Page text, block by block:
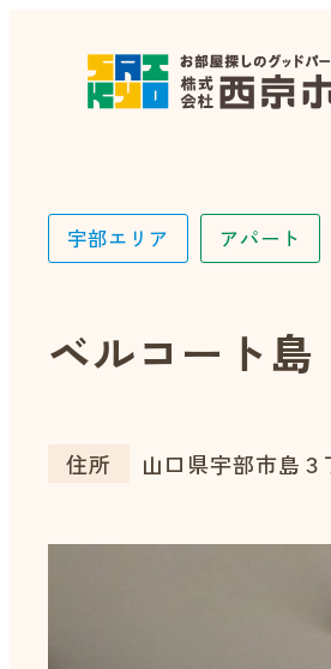
宇部エリア アパート
ベルコート
住所 山口県宇部市島